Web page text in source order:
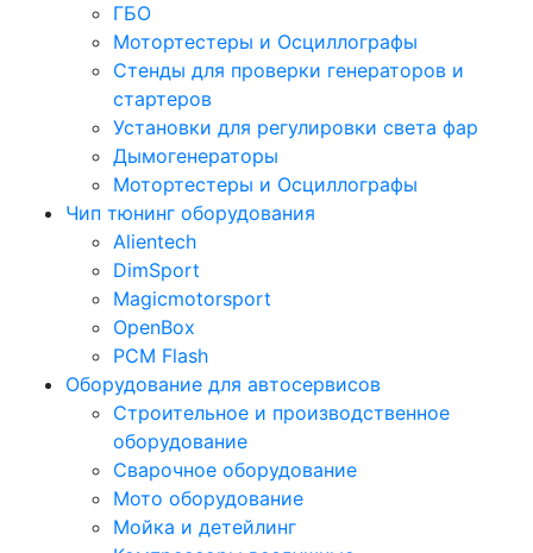
ГБО
Мотортестеры и Осциллографы
Стенды для проверки генераторов и
стартеров
Установки для регулировки света фар
Дымогенераторы
Мотортестеры и Осциллографы
Чип тюнинг оборудования
Alientech
DimSport
Magicmotorsport
OpenBox
PCM Flash
Оборудование для автосервисов
Строительное и производственное
оборудование
Сварочное оборудование
Мото оборудование
Мойка и детейлинг